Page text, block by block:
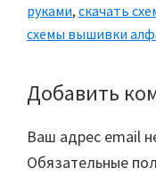
руками, скачать
схемы вышивки
Reader
Interactions
Добавить
Ваш адрес email
Обязательные